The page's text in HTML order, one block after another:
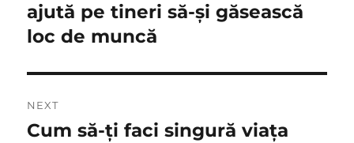
articole
post:
ajută pe tineri să-și găsească
loc de muncă
NEXT
Next
Cum să-ți faci singură viața